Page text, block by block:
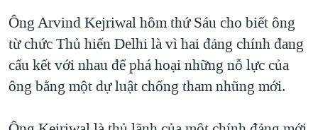
TRỊNH VĨNH BÌNH VS. CHÍNH PHỦ VIỆT NAM
NGƯ DÂN VIỆT VÀ LÀN SÓNG TRỘM HẢI SÂM
BÊN KIA QUỐC LỘ: TIẾNG VỌNG TỪ NÔNG THÔN MỸ
Ông Arvind Kejriwal hôm thứ Sáu cho biết ông
từ chức Thủ hiến Delhi là vì hai đảng chính đang
cấu kết với nhau để phá hoại những nỗ lực của
ông bằng một dự luật chống tham nhũng mới.